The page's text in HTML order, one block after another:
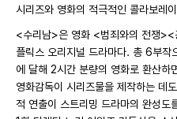
시리즈와 영화의 적극적인 콜라보레
<수리남>은 영화 <범죄와의 전쟁
플릭스 오리지널 드라마다. 총 6부
에 달해 2시간 분량의 영화로 환산하
영화감독이 시리즈물을 제작하는 데
적 연출이 스트리밍 드라마의 완성도